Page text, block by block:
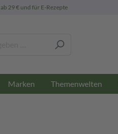
ab 29 € und für E-Rezepte
Marken Themenwelten